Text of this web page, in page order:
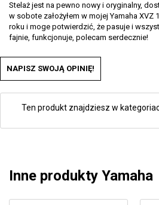
Stelaż jest na pewno nowy i oryginalny,
w sobote założyłem w mojej Yamaha XVZ
roku i moge potwierdzić, że pasuje i
fajnie, funkcjonuje, polecam serdecznie!
NAPISZ SWOJĄ OPINIĘ!
Ten produkt znajdziesz w
Inne produkty Yamaha